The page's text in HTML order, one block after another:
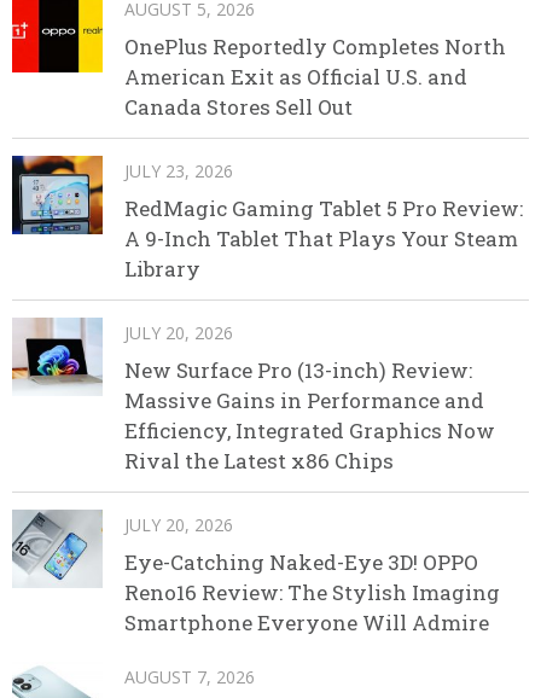
AUGUST 5, 2026
OnePlus Reportedly Completes North
American Exit as Official U.S. and
Canada Stores Sell Out
JULY 23, 2026
RedMagic Gaming Tablet 5 Pro Review:
A 9-Inch Tablet That Plays Your Steam
Library
JULY 20, 2026
New Surface Pro (13-inch) Review:
Massive Gains in Performance and
Efficiency, Integrated Graphics Now
Rival the Latest x86 Chips
JULY 20, 2026
Eye-Catching Naked-Eye 3D! OPPO
Reno16 Review: The Stylish Imaging
Smartphone Everyone Will Admire
AUGUST 7, 2026